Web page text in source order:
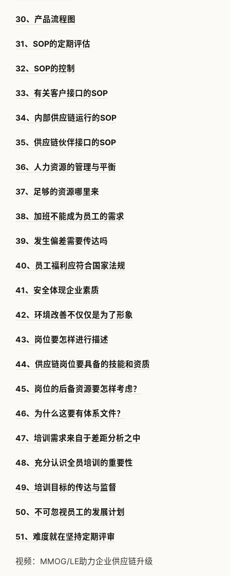
30、产品流程图
31、SOP的定期评估
32、SOP的控制
33、有关客户接口的SOP
34、内部供应链运行的SOP
35、供应链伙伴接口的SOP
36、人力资源的管理与平衡
37、足够的资源哪里来
38、加班不能成为员工的需求
39、发生偏差需要传达吗
40、员工福利应符合国家法规
41、安全体现企业素质
42、环境改善不仅仅是为了形象
43、岗位要怎样进行描述
44、供应链岗位要具备的技能和资质
45、岗位的后备资源要怎样考虑？
46、为什么这要有体系文件？
47、培训需求来自于差距分析之中
48、充分认识全员培训的重要性
49、培训目标的传达与监督
50、不可忽视员工的发展计划
51、难度就在坚持定期评审
视频：MMOG/LE助力企业供应链升级